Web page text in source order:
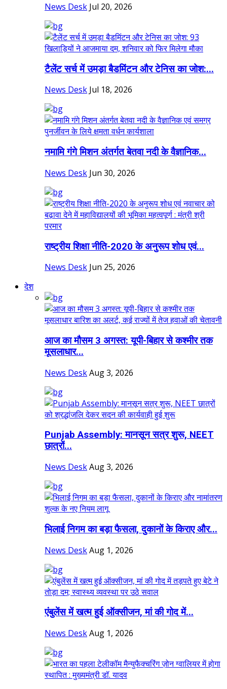
News Desk Jul 20, 2026
टैलेंट सर्च में उमड़ा बैडमिंटन और टेनिस का जोश:...
News Desk Jul 18, 2026
नमामि गंगे मिशन अंतर्गत बेतवा नदी के वैज्ञानिक...
News Desk Jun 30, 2026
राष्ट्रीय शिक्षा नीति-2020 के अनुरूप शोध एवं...
News Desk Jun 25, 2026
देश
आज का मौसम 3 अगस्त: यूपी-बिहार से कश्मीर तक
मूसलाधार...
News DeskAug 3, 2026
Punjab Assembly: मानसून सत्र शुरू, NEET
छात्रों...
News DeskAug 3, 2026
भिलाई निगम का बड़ा फैसला, दुकानों के किराए और...
News DeskAug 1, 2026
एंबुलेंस में खत्म हुई ऑक्सीजन, मां की गोद में...
News DeskAug 1, 2026